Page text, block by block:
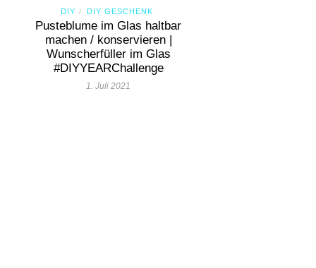
DIY / DIY GESCHENK
Pusteblume im Glas haltbar
machen / konservieren |
Wunscherfüller im Glas
#DIYYEARChallenge
1. Juli 2021